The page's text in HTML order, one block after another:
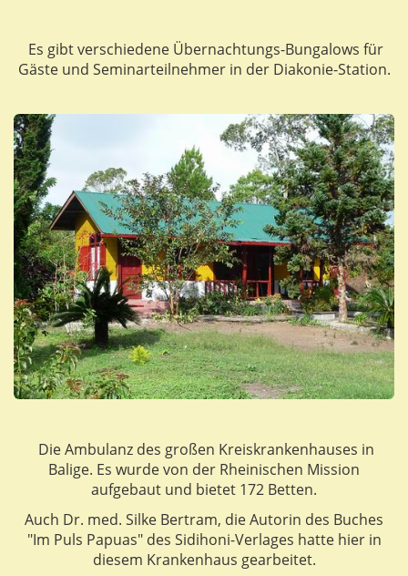
Es gibt verschiedene Übernachtungs-Bungalows für
Gäste und Seminarteilnehmer in der Diakonie-Station.
Die Ambulanz des großen Kreiskrankenhauses in
Balige. Es wurde von der Rheinischen Mission
aufgebaut und bietet 172 Betten.
Auch Dr. med. Silke Bertram, die Autorin des Buches
"Im Puls Papuas" des Sidihoni-Verlages hatte hier in
diesem Krankenhaus gearbeitet.